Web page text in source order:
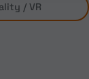
/ VR